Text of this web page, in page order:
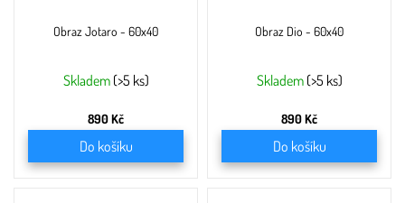
Obraz Jotaro - 60x40
Skladem (>5 ks)
890 Kč
Do košíku
Obraz Dio - 60x40
Skladem (>5 ks)
890 Kč
Do košíku